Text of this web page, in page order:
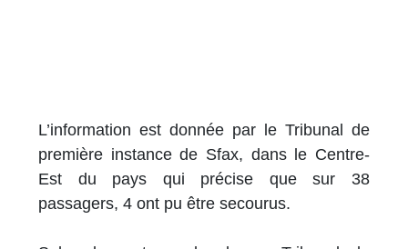
L’information est donnée par le Tribunal de
première instance de Sfax, dans le Centre-
Est du pays qui précise que sur 38
passagers, 4 ont pu être secourus.